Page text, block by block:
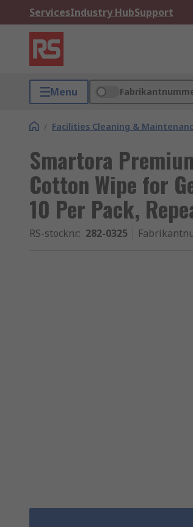
ServicesIndustry HubSupport
Menu
/ Facilities Cleaning &
Smartora
Cotton Wipe for
10 Per Pack,
RS-stocknr.: 282-0325